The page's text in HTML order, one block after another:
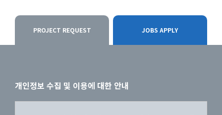
PROJECT REQUEST JOBS APPLY
개인정보 수집 및 이용에 대한 안내